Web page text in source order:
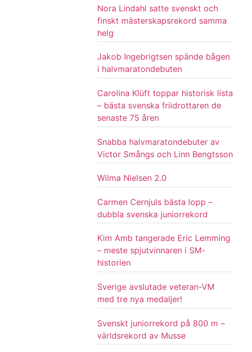
Nora Lindahl satte svenskt och
finskt mästerskapsrekord samma
helg
Jakob Ingebrigtsen spände bågen
i halvmaratondebuten
Carolina Klüft toppar historisk lista
– bästa svenska friidrottaren de
senaste 75 åren
Snabba halvmaratondebuter av
Victor Smångs och Linn Bengtsson
Wilma Nielsen 2.0
Carmen Cernjuls bästa lopp –
dubbla svenska juniorrekord
Kim Amb tangerade Eric Lemming
– meste spjutvinnaren i SM-
historien
Sverige avslutade veteran-VM
med tre nya medaljer!
Svenskt juniorrekord på 800 m –
världsrekord av Musse